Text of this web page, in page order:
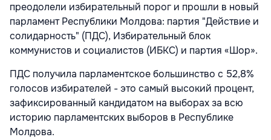
преодолели избирательный порог и прошли в новый
парламент Республики Молдова: партия "Действие и
солидарность" (ПДС), Избирательный блок
коммунистов и социалистов (ИБКС) и партия «Шор».
ПДС получила парламентское большинство с 52,8%
голосов избирателей - это самый высокий процент,
зафиксированный кандидатом на выборах за всю
историю парламентских выборов в Республике
Молдова.